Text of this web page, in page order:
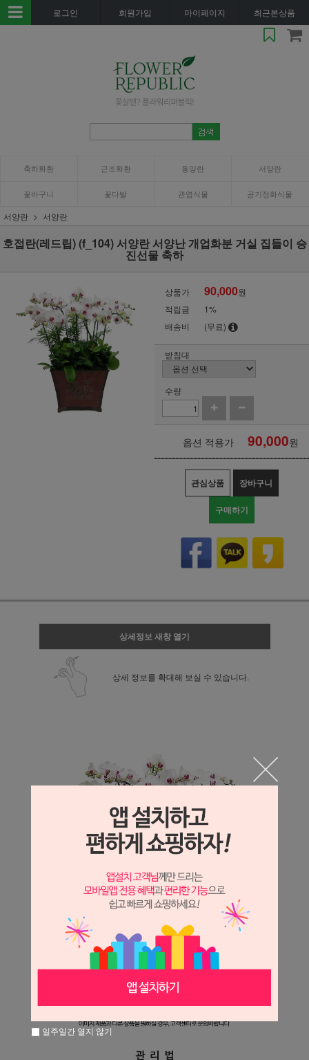
로그인 회원가입 마이페이지 최근본상품
축하화환 근조화환 동양란 서양란
꽃바구니 꽃다발 관엽식물 공기정화식물
서양란 서양란
호접란(레드립) (f_104) 서양란 서양난 개업화분 거실 집들이 승
진선물 축하
상품가 90,000원
적립금
1%
배송비
(무료)
받침대
수량
옵션 적용가 90,000원
관심상품 장바구니
구매하기
상세정보 새창 열기
상세 정보를 확대해 보실 수 있습니다.
일주일간 열지 않기